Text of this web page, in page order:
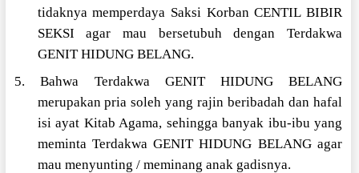
tidaknya memperdaya Saksi Korban CENTIL BIBIR
SEKSI agar mau bersetubuh dengan Terdakwa
GENIT HIDUNG BELANG.
5. Bahwa Terdakwa GENIT HIDUNG BELANG
merupakan pria soleh yang rajin beribadah dan hafal
isi ayat Kitab Agama, sehingga banyak ibu-ibu yang
meminta Terdakwa GENIT HIDUNG BELANG agar
mau menyunting / meminang anak gadisnya.